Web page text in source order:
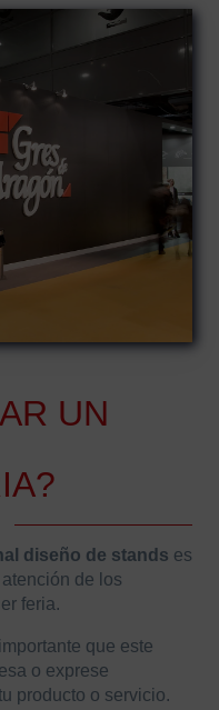
UN
diseño de stands es
de los
feria.
que este
o exprese
producto o servicio.